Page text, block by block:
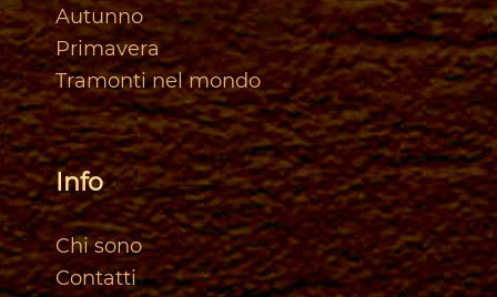
Autunno
Primavera
Tramonti nel mondo
Info
Chi sono
Contatti